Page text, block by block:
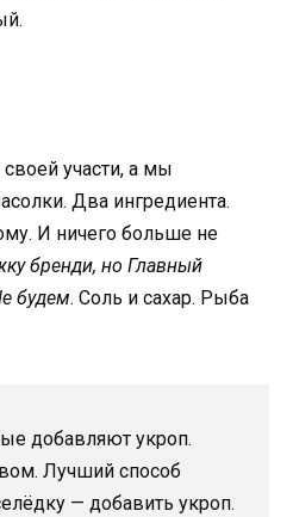
участи, а мы
Два ингредиента.
И ничего больше не
бренди, но Главный
будем. Соль и сахар. Рыба
добавляют укроп.
Лучший способ
— добавить укроп.